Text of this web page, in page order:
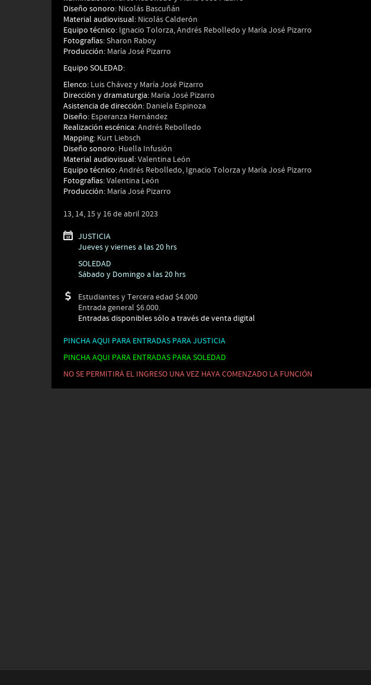
Diseño sonoro: Nicolás Bascuñán
Material audiovisual: Nicolás Calderón
Equipo técnico: Ignacio Tolorza, Andrés Rebolledo y María José Pizarro
Fotografías:Sharon Raboy
Producción: María José Pizarro
Equipo SOLEDAD:
Elenco: Luis Chávez y María José Pizarro
Dirección y dramaturgia: María José Pizarro
Asistencia de dirección: Daniela Espinoza
Diseño: Esperanza Hernández
Realización escénica:Andrés Rebolledo
Mapping: Kurt Liebsch
Diseño sonoro: Huella Infusión
Material audiovisual:Valentina León
Equipo técnico:Andrés Rebolledo, Ignacio Tolorza y María José Pizarro
Fotografías:Valentina León
Producción: María José Pizarro
13, 14, 15 y 16 de abril 2023
JUSTICIA
Jueves y viernes a las 20 hrs
SOLEDAD
Sábado y Domingo a las 20 hrs
Estudiantes y Tercera edad $4.000
Entrada general $6.000.
Entradas disponibles sólo a través de venta digital
PINCHA AQUI PARA ENTRADAS PARA JUSTICIA
PINCHA AQUI PARA ENTRADAS PARA SOLEDAD
NO SE PERMITIRÁ EL INGRESO UNA VEZ HAYA COMENZADO LA FUNCIÓN